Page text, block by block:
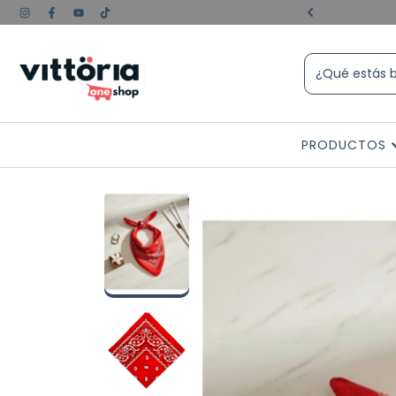
experiencia💪🏼😎
PRODUCTOS